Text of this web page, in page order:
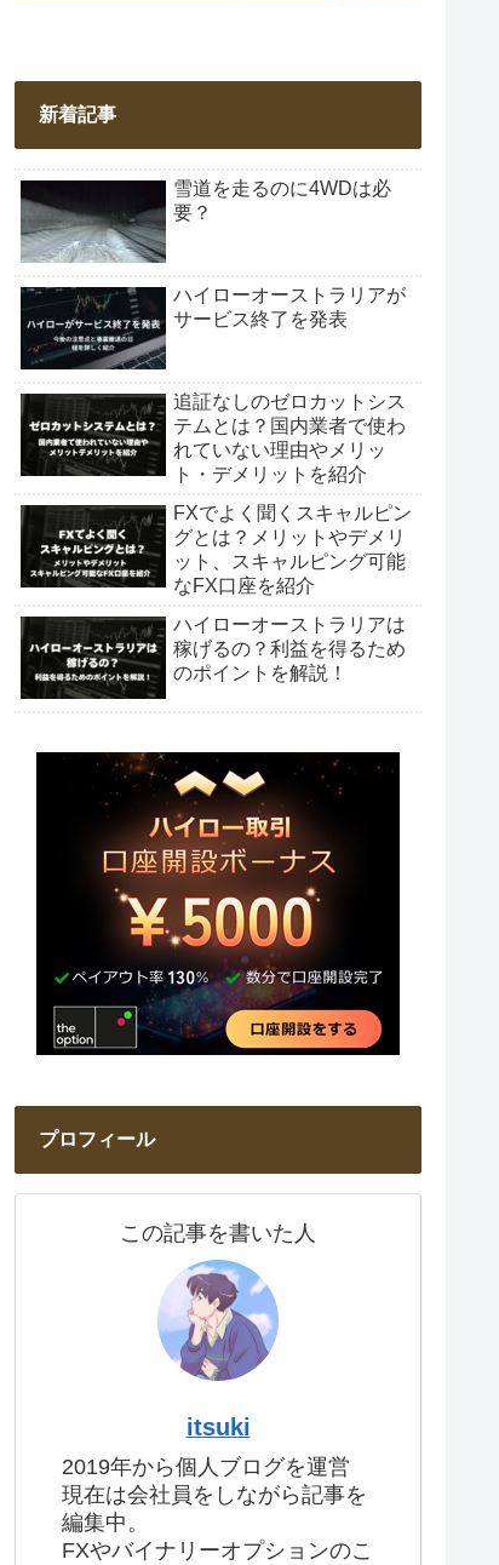
新着記事
雪道を走るのに4WDは必
要？
ハイローオーストラリアが
サービス終了を発表
追証なしのゼロカットシス
テムとは？国内業者で使わ
れていない理由やメリッ
ト・デメリットを紹介
FXでよく聞くスキャルピン
グとは？メリットやデメリ
ット、スキャルピング可能
なFX口座を紹介
ハイローオーストラリアは
稼げるの？利益を得るため
のポイントを解説！
プロフィール
この記事を書いた人
itsuki
2019年から個人ブログを運営
現在は会社員をしながら記事を
編集中。
FXやバイナリーオプションのこ